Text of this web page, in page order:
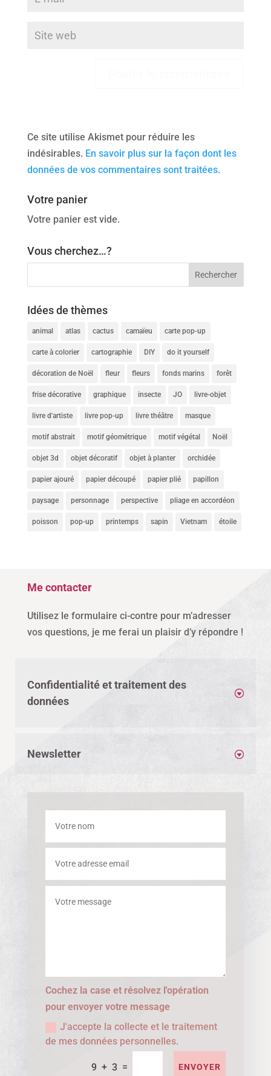
Ce site utilise Akismet pour réduire les
indésirables. En savoir plus sur la façon dont les
données de vos commentaires sont traitées.
Votre panier
Votre panier est vide.
Vous cherchez…?
Idées de thèmes
animal atlas cactus camaïeu carte pop-up
carte à colorier cartographie DIY do it yourself
décoration de Noël fleur fleurs fonds marins forêt
frise décorative graphique insecte JO livre-objet
livre d'artiste livre pop-up livre théâtre masque
motif abstrait motif géométrique motif végétal Noël
objet 3d objet décoratif objet à planter orchidée
papier ajouré papier découpé papier plié papillon
paysage personnage perspective pliage en accordéon
poisson pop-up printemps sapin Vietnam étoile
Me contacter
Utilisez le formulaire ci-contre pour m’adresser
vos questions, je me ferai un plaisir d’y répondre !
Confidentialité et traitement des
données
Newsletter
Cochez la case et résolvez l'opération
pour envoyer votre message
J'accepte la collecte et le traitement
de mes données personnelles.
9 + 3 = ENVOYER